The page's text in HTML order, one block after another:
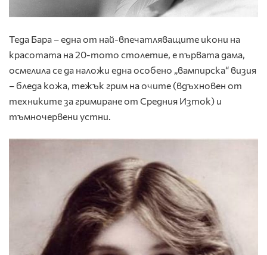
Теда Бара – една от най-впечатляващите икони на
красотата на 20-тото столетие, е първата дама,
осмелила се да наложи една особено „вампирска“ визия
– бледа кожа, тежък грим на очите (вдъхновен от
техниките за гримиране от Средния Изток) и
тъмночервени устни.